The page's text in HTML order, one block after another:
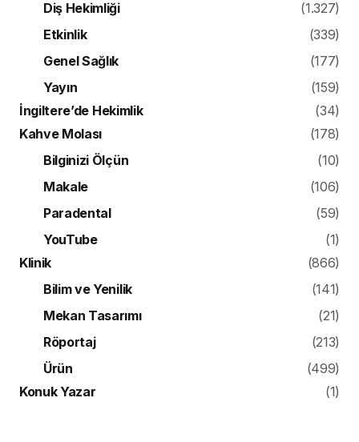
Diş Hekimliği
(1.327)
Etkinlik
(339)
Genel Sağlık
(177)
Yayın
(159)
İngiltere’de Hekimlik
(34)
Kahve Molası
(178)
Bilginizi Ölçün
(10)
Makale
(106)
Paradental
(59)
YouTube
(1)
Klinik
(866)
Bilim ve Yenilik
(141)
Mekan Tasarımı
(21)
Röportaj
(213)
Ürün
(499)
Konuk Yazar
(1)